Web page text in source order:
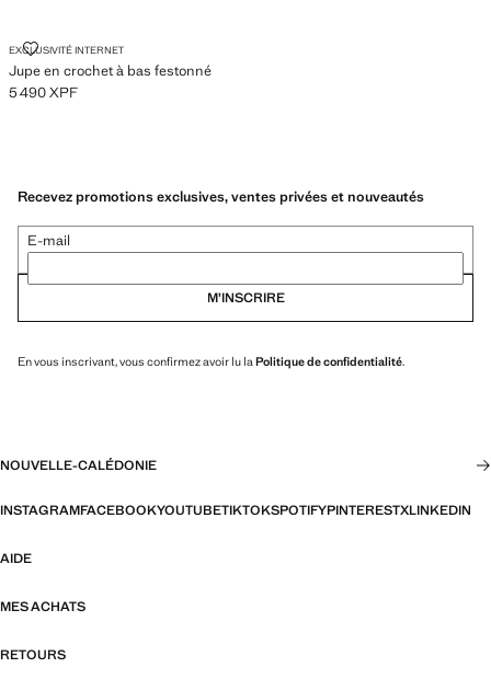
EXCLUSIVITÉ INTERNET
Jupe en crochet à bas festonné
JUPE EN CROCHET À BAS FESTONNÉ
Prix actuel [5 490 XPF ]
5 490 XPF
Recevez promotions exclusives, ventes privées et nouveautés
E-mail
M’INSCRIRE
En vous inscrivant, vous confirmez avoir lu la Politique de confidentialité.
NOUVELLE-CALÉDONIE
INSTAGRAMFACEBOOKYOUTUBETIKTOKSPOTIFYPINTERESTXLINKEDIN
AIDE
MES ACHATS
RETOURS